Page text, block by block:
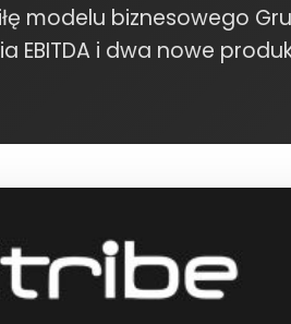
modelu biznesowego
EBITDA i dwa nowe